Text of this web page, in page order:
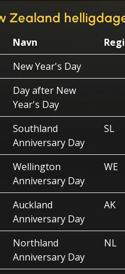
Zealand
Navn
New Year's Day
Day after New
Year's Day
Southland
Anniversary Day
SL
Wellington
Anniversary Day
WE
Auckland
Anniversary Day
AK
Northland
Anniversary Day
NL